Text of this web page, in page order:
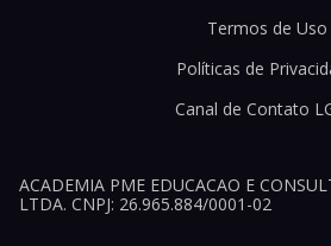
Termos de Uso
Políticas de
Canal de Contato
ACADEMIA PME EDUCACAO E
LTDA. CNPJ: 26.965.884/0001-02